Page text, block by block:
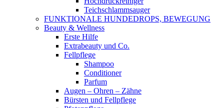
Teichschlammsauger
FUNKTIONALE HUNDEDROPS, BEWEGUNG
Beauty & Wellness
Erste Hilfe
Extrabeauty und Co.
Fellpflege
Shampoo
Conditioner
Parfum
Augen – Ohren – Zähne
Bürsten und Fellpflege